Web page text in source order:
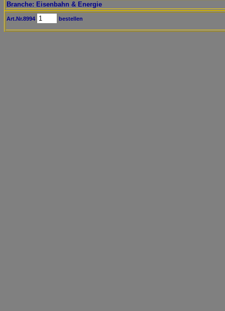
Branche: Eisenbahn & Energie
Art.Nr.8994 bestellen